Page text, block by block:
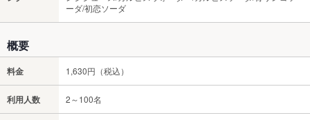
ーダ/初恋ソーダ
概要
料金 1,630円（税込）
利用人数 2～100名